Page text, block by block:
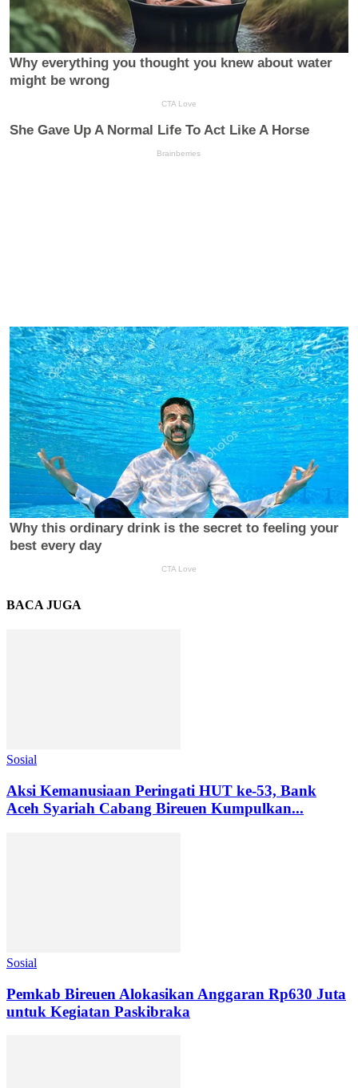
BACA JUGA
Sosial
Aksi Kemanusiaan Peringati HUT ke-53, Bank
Aceh Syariah Cabang Bireuen Kumpulkan...
Sosial
Pemkab Bireuen Alokasikan Anggaran Rp630 Juta
untuk Kegiatan Paskibraka